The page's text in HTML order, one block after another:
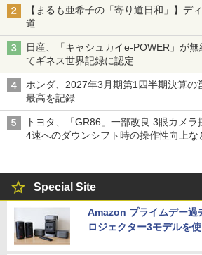
【まるも亜希子の「寄り道日和」】デ
道
日産、「キャシュカイe-POWER」が
てギネス世界記録に認定
ホンダ、2027年3月期第1四半期決算の
最高を記録
トヨタ、「GR86」一部改良 3眼カメ
4速へのダウンシフト時の操作性向上な
Special Site
Amazon プライムデー
ロジェクター3モデルを